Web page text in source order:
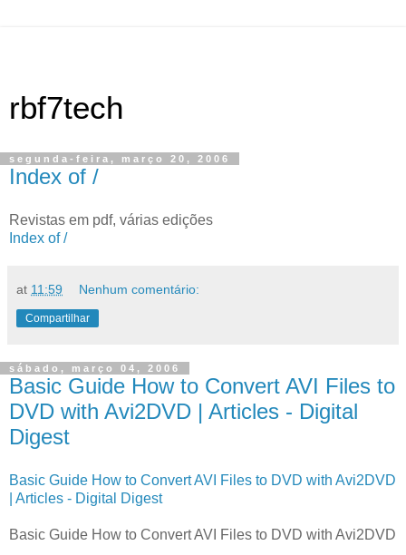
rbf7tech
segunda-feira, março 20, 2006
Index of /
Revistas em pdf, várias edições
Index of /
at 11:59 Nenhum comentário:
Compartilhar
sábado, março 04, 2006
Basic Guide How to Convert AVI Files to
DVD with Avi2DVD | Articles - Digital
Digest
Basic Guide How to Convert AVI Files to DVD with Avi2DVD
| Articles - Digital Digest
Basic Guide How to Convert AVI Files to DVD with Avi2DVD